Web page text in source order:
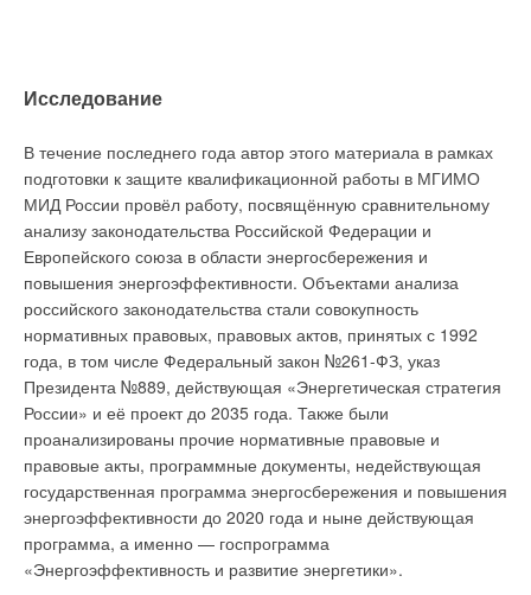
Исследование
В течение последнего года автор этого материала в рамках
подготовки к защите квалификационной работы в МГИМО
МИД России провёл работу, посвящённую сравнительному
анализу законодательства Российской Федерации и
Европейского союза в области энергосбережения и
повышения энергоэффективности. Объектами анализа
российского законодательства стали совокупность
нормативных правовых, правовых актов, принятых с 1992
года, в том числе Федеральный закон №261-ФЗ, указ
Президента №889, действующая «Энергетическая стратегия
России» и её проект до 2035 года. Также были
проанализированы прочие нормативные правовые и
правовые акты, программные документы, недействующая
государственная программа энергосбережения и повышения
энергоэффективности до 2020 года и ныне действующая
программа, а именно — госпрограмма
«Энергоэффективность и развитие энергетики».
представленные компаниейLG Electronics, – отличный
пример того, как инновационные технологии раздвигают
границы в области повторного использования ресурсов. Эти
устройства, способные утилизировать тепло и энергию,
предлагают существенные преимущества как пользователям
(позволяя платить меньше за электричество), так и
окружающей среде (снижая потребление электроэнергии).
АБХМLG– лучшее решение проблемы, порожденной
растущей потребностью в энергии на фоне развития
экологической ответственности, из-за которой многие люди
начинают искать новые способы экономии электроэнергии.
И хотя в это сложно поверить, АБХМ работают по очень
простому принципу. Он понятен каждому, кто знаком с
основами круговорота воды в природе, а специалисты,
работающие с кондиционерным оборудованием, увидят в
нем принципиальное сходство с парокомпрессионными
различные оценки, но вначале отметим, что это
составляющих, из которых он складывается.
Прежде всего выделяются две основные группы затрат:
1. Инвестиционные затраты
(инвестиции,
капиталовложения) — на строительство объекта. Основная
часть инвестиционных затрат, как правило, приходится на
оборудование, строительство зданий и сооружений,
приобретение земельного участка, создание
инфраструктуры.
2. Операционные затраты
(эксплуатационные затраты,
текущие затраты) — связанные уже непосредственно с
выпуском продукции — в нашем случае, с выработкой
электроэнергии на уже построенной электростанции. Это
затраты на сырье, материалы и комплектующие для
производства продукции, оплату труда персонала, разного
рода сопутствующие затраты и платежи.
В свою очередь, операционные затраты разбиваются на